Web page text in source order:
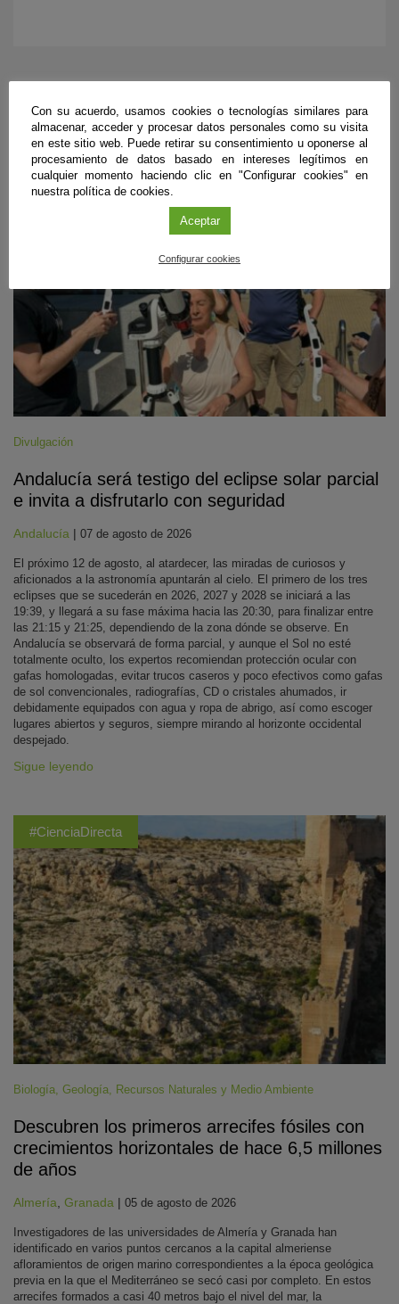
ÚLTIMAS PUBLICACIONES
#CienciaDirecta
Divulgación
Andalucía será testigo del eclipse solar parcial
e invita a disfrutarlo con seguridad
Andalucía | 07 de agosto de 2026
El próximo 12 de agosto, al atardecer, las miradas de curiosos y
aficionados a la astronomía apuntarán al cielo. El primero de los tres
eclipses que se sucederán en 2026, 2027 y 2028 se iniciará a las
19:39, y llegará a su fase máxima hacia las 20:30, para finalizar entre
las 21:15 y 21:25, dependiendo de la zona dónde se observe. En
Andalucía se observará de forma parcial, y aunque el Sol no esté
totalmente oculto, los expertos recomiendan protección ocular con
gafas homologadas, evitar trucos caseros y poco efectivos como gafas
de sol convencionales, radiografías, CD o cristales ahumados, ir
debidamente equipados con agua y ropa de abrigo, así como escoger
lugares abiertos y seguros, siempre mirando al horizonte occidental
despejado.
Sigue leyendo
#CienciaDirecta
Biología Geología Recursos Naturales y Medio Ambiente
Descubren los primeros arrecifes fósiles con
crecimientos horizontales de hace 6,5 millones
de años
Almería Granada | 05 de agosto de 2026
Investigadores de las universidades de Almería y Granada han
identificado en varios puntos cercanos a la capital almeriense
afloramientos de origen marino correspondientes a la época geológica
previa en la que el Mediterráneo se secó casi por completo. En estos
arrecifes formados a casi 40 metros bajo el nivel del mar, la
Con su acuerdo, usamos cookies o tecnologías similares para
almacenar, acceder y procesar datos personales como su visita
en este sitio web. Puede retirar su consentimiento u oponerse al
procesamiento de datos basado en intereses legítimos en
cualquier momento haciendo clic en "Configurar cookies" en
nuestra política de cookies.
Aceptar
Configurar cookies